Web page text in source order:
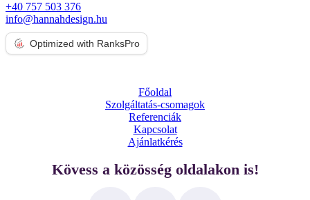
+40 757 503 376
info@hannahdesign.hu
Optimized with RanksPro
Főoldal
Szolgáltatás-csomagok
Referenciák
Kapcsolat
Ajánlatkérés
Kövess a közösség oldalakon is!